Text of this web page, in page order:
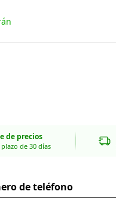
de precios
de 30 días
de teléfono